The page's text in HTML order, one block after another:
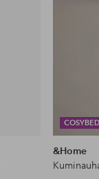
&Home